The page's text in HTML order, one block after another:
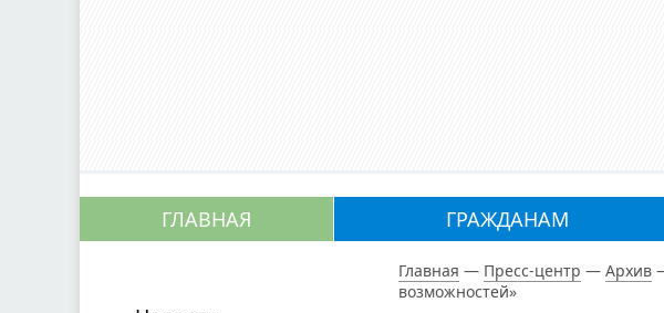
ГЛАВНАЯ ГРАЖДАНАМ
Главная — Пресс-центр — Архив
возможностей»